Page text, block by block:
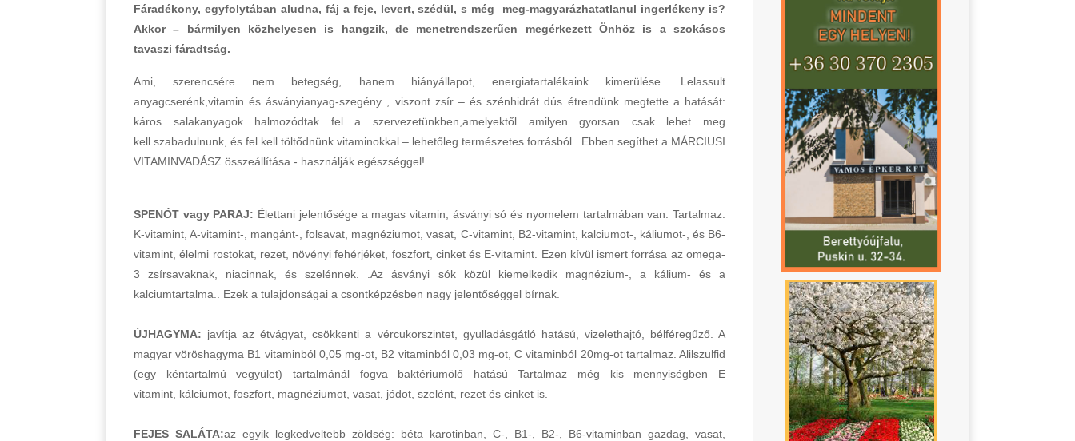
Fáradékony, egyfolytában aludna, fáj a feje, levert, szédül, s még meg-magyarázhatatlanul ingerlékeny is?
Akkor – bármilyen közhelyesen is hangzik, de menetrendszerűen megérkezett Önhöz is a szokásos
tavaszi fáradtság.
Ami, szerencsére nem betegség, hanem hiányállapot, energiatartalékaink kimerülése. Lelassult
anyagcserénk,vitamin ésásványianyag-szegény , viszont zsír – és szénhidrát dús étrendünk megtette a hatását:
káros salakanyagok halmozódtak fel a szervezetünkben,amelyektől amilyen gyorsan csak lehet meg
kell szabadulnunk, és fel kell töltődnünk vitaminokkal – lehetőleg természetes forrásból . Ebben segíthet a MÁRCIUSI
VITAMINVADÁSZ összeállítása - használják egészséggel!
SPENÓT vagy PARAJ: Élettani jelentősége a magas vitamin, ásványi só és nyomelem tartalmában van. Tartalmaz:
K-vitamint, A-vitamint-, mangánt-, folsavat, magnéziumot, vasat, C-vitamint, B2-vitamint, kalciumot-, káliumot-, és B6-
vitamint, élelmi rostokat, rezet, növényi fehérjéket, foszfort, cinket és E-vitamint. Ezen kívül ismert forrása az omega-
3 zsírsavaknak, niacinnak, és szelénnek. .Az ásványi sók közül kiemelkedik magnézium-, a kálium- és a
kalciumtartalma.. Ezek a tulajdonságai a csontképzésben nagy jelentőséggel bírnak.
ÚJHAGYMA: javítja az étvágyat, csökkenti a vércukorszintet, gyulladásgátló hatású, vizelethajtó, bélféregűző. A
magyar vöröshagyma B1 vitaminból 0,05 mg-ot, B2 vitaminból 0,03 mg-ot, C vitaminból 20mg-ot tartalmaz. Alilszulfid
(egy kéntartalmú vegyület) tartalmánál fogva baktériumölő hatású Tartalmaz még kis mennyiségben E
vitamint, kálciumot, foszfort, magnéziumot, vasat, jódot, szelént, rezet és cinket is.
FEJES SALÁTA:az egyik legkedveltebb zöldség: béta karotinban, C-, B1-, B2-, B6-vitaminban gazdag, vasat,